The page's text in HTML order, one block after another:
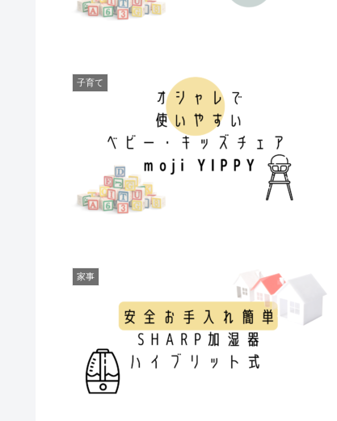
子育て
家事